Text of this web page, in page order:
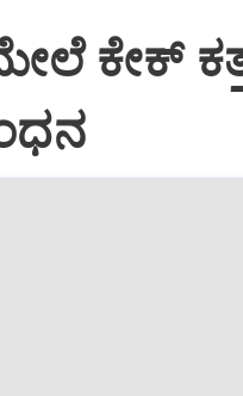
ಕೇಕ್